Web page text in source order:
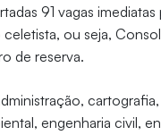
91 vagas
ou seja,
de reserva.
engenharia civil,